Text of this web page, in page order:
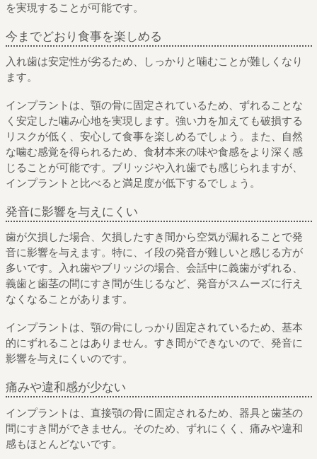
を実現することが可能です。
今までどおり食事を楽しめる
入れ歯は安定性が劣るため、しっかりと噛むことが難しくなり
ます。
インプラントは、顎の骨に固定されているため、ずれることな
く安定した噛み心地を実現します。強い力を加えても破損する
リスクが低く、安心して食事を楽しめるでしょう。また、自然
な噛む感覚を得られるため、食材本来の味や食感をより深く感
じることが可能です。ブリッジや入れ歯でも感じられますが、
インプラントと比べると満足度が低下するでしょう。
発音に影響を与えにくい
歯が欠損した場合、欠損したすき間から空気が漏れることで発
音に影響を与えます。特に、イ段の発音が難しいと感じる方が
多いです。入れ歯やブリッジの場合、会話中に義歯がずれる、
義歯と歯茎の間にすき間が生じるなど、発音がスムーズに行え
なくなることがあります。
インプラントは、顎の骨にしっかり固定されているため、基本
的にずれることはありません。すき間ができないので、発音に
影響を与えにくいのです。
痛みや違和感が少ない
インプラントは、直接顎の骨に固定されるため、器具と歯茎の
間にすき間ができません。そのため、ずれにくく、痛みや違和
感もほとんどないです。